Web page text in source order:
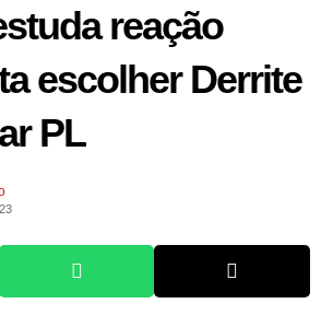
reação
escolher Derrite
PL